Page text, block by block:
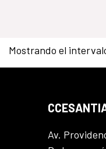
Mostrando el
Av.